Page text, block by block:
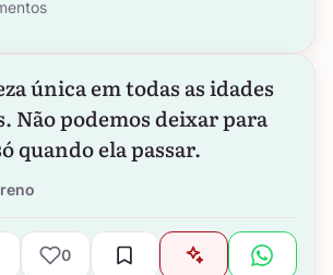
única em todas as idades
Não podemos deixar para
quando ela passar.
0